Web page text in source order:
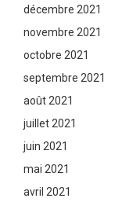
décembre 2021
novembre 2021
octobre 2021
septembre 2021
août 2021
juillet 2021
juin 2021
mai 2021
avril 2021